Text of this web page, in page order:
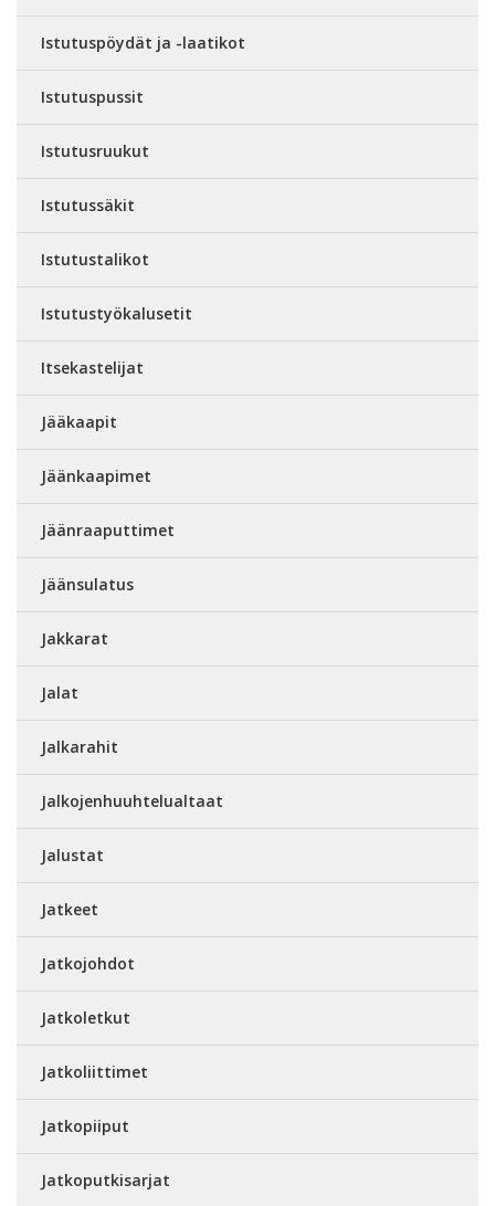
Istutuspöydät ja -laatikot
Istutuspussit
Istutusruukut
Istutussäkit
Istutustalikot
Istutustyökalusetit
Itsekastelijat
Jääkaapit
Jäänkaapimet
Jäänraaputtimet
Jäänsulatus
Jakkarat
Jalat
Jalkarahit
Jalkojenhuuhtelualtaat
Jalustat
Jatkeet
Jatkojohdot
Jatkoletkut
Jatkoliittimet
Jatkopiiput
Jatkoputkisarjat